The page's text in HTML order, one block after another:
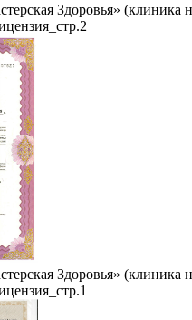
Здоровья» (клиника
Здоровья» (клиника